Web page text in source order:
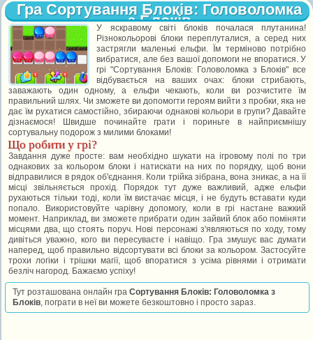
Гра Сортування Блоків: Головоломка
з Блоків
У яскравому світі блоків почалася плутанина!
Різнокольорові блоки переплуталися, а серед них
застрягли маленькі ельфи. Їм терміново потрібно
вибратися, але без вашої допомоги не впоратися. У
грі "Сортування Блоків: Головоломка з Блоків" все
відбувається на ваших очах: блоки стрибають,
заважають один одному, а ельфи чекають, коли ви розчистите їм
правильний шлях. Чи зможете ви допомогти героям вийти з пробки, яка не
дає їм рухатися самостійно, збираючи однакові кольори в групи? Давайте
дізнаємося! Швидше починайте грати і пориньте в найприємнішу
сортувальну подорож з милими блоками!
Що робити у грі?
Завдання дуже просте: вам необхідно шукати на ігровому полі по три
однакових за кольором блоки і натискати на них по порядку, щоб вони
відправилися в рядок об'єднання. Коли трійка зібрана, вона зникає, а на її
місці звільняється прохід. Порядок тут дуже важливий, адже ельфи
рухаються тільки тоді, коли їм вистачає місця, і не будуть вставати куди
попало. Використовуйте чарівну допомогу, коли в грі настане важкий
момент. Наприклад, ви зможете прибрати один зайвий блок або поміняти
місцями два, що стоять поруч. Нові персонажі з'являються по ходу, тому
дивіться уважно, кого ви пересуваєте і навіщо. Гра змушує вас думати
наперед, щоб правильно відсортувати всі блоки за кольором. Застосуйте
трохи логіки і трішки магії, щоб впоратися з усіма рівнями і отримати
безліч нагород. Бажаємо успіху!
Тут розташована онлайн граСортування Блоків: Головоломка з
Блоків, пограти в неї ви можете безкоштовно і просто зараз.